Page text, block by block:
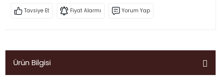
Tavsiye Et Fiyat Alarmı Yorum Yap
Ürün Bilgisi